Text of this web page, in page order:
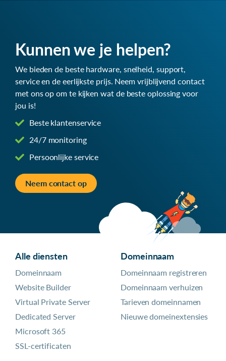
Kunnen we je helpen?
We bieden de beste hardware, snelheid, support,
service en de eerlijkste prijs. Neem vrijblijvend contact
met ons op om te kijken wat de beste oplossing voor
jou is!
Beste klantenservice
24/7 monitoring
Persoonlijke service
Neem contact op
Alle diensten
Domeinnaam
Website Builder
Virtual Private Server
Dedicated Server
Microsoft 365
SSL-certificaten
Domeinnaam
Domeinnaam registreren
Domeinnaam verhuizen
Tarieven domeinnamen
Nieuwe domeinextensies